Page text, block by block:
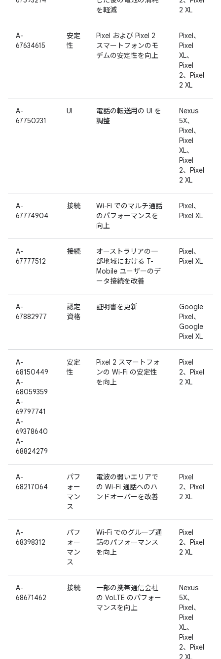
を軽減
2 XL
A-
67634615
安定
性
Pixel および Pixel 2
スマートフォンのモ
デムの安定性を向上
Pixel、
Pixel
XL、
Pixel
2、Pixel
2 XL
A-
67750231
UI
電話の転送用の UI を
調整
Nexus
5X、
Pixel、
Pixel
XL、
Pixel
2、Pixel
2 XL
A-
67774904
接続
Wi-Fi でのマルチ通話
のパフォーマンスを
向上
Pixel、
Pixel XL
A-
67777512
接続
オーストラリアの一
部地域における T-
Mobile ユーザーのデ
ータ接続を改善
Pixel、
Pixel XL
A-
67882977
認定
資格
証明書を更新
Google
Pixel、
Google
Pixel XL
A-
68150449
A-
68059359
A-
69797741
A-
69378640
A-
68824279
安定
性
Pixel 2 スマートフォ
ンの Wi-Fi の安定性
を向上
Pixel
2、Pixel
2 XL
A-
68217064
パフ
ォー
マン
ス
電波の弱いエリアで
の Wi-Fi 通話へのハ
ンドオーバーを改善
Pixel
2、Pixel
2 XL
A-
68398312
パフ
ォー
マン
ス
Wi-Fi でのグループ通
話のパフォーマンス
を向上
Pixel
2、Pixel
2 XL
A-
68671462
接続
一部の携帯通信会社
の VoLTE のパフォー
マンスを向上
Nexus
5X、
Pixel、
Pixel
XL、
Pixel
2、Pixel
2 XL